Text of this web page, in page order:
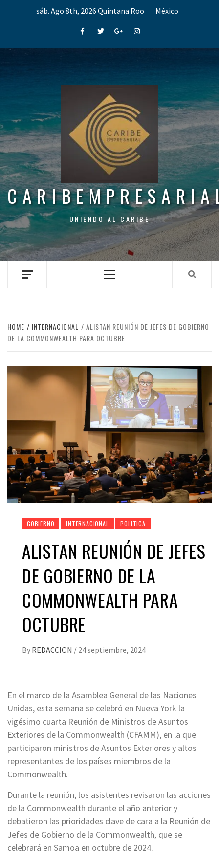
sáb. Ago 8th, 2026 Quintana Roo México
FacebookTwitterGoogle+Instagram
UNIENDO AL CARIBE
Menu
HOME INTERNACIONAL
ALISTAN REUNIÓN DE JEFES DE GOBIERNO
DE LA COMMONWEALTH PARA OCTUBRE
GOBIERNO INTERNACIONAL POLITICA
ALISTAN REUNIÓN DE JEFES
DE GOBIERNO DE LA
COMMONWEALTH PARA
OCTUBRE
By REDACCION / 24 septiembre, 2024
En el marco de la Asamblea General de las Naciones
Unidas, esta semana se celebró en Nueva York la
vigésimo cuarta Reunión de Ministros de Asuntos
Exteriores de la Commonwealth (CFAMM), en la que
participaron ministros de Asuntos Exteriores y altos
representantes de los países miembros de la
Commonwealth.
Durante la reunión, los asistentes revisaron las acciones
de la Commonwealth durante el año anterior y
debatieron las prioridades clave de cara a la Reunión de
Jefes de Gobierno de la Commonwealth, que se
celebrará en Samoa en octubre de 2024.